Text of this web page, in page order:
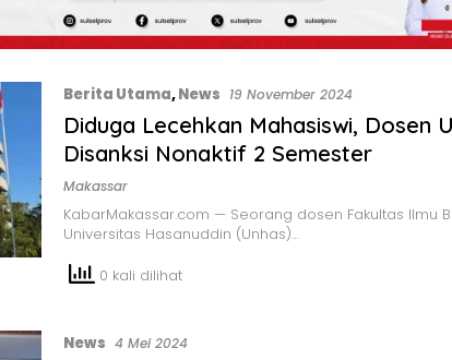
Berita Utama,News 19 November 2024
Diduga Lecehkan Mahasiswi, Dosen
Disanksi Nonaktif 2 Semester
Makassar
KabarMakassar.com — Seorang dosen Fakultas Ilmu
Universitas Hasanuddin (Unhas)…
0 kali dilihat
News 4 Mei 2024